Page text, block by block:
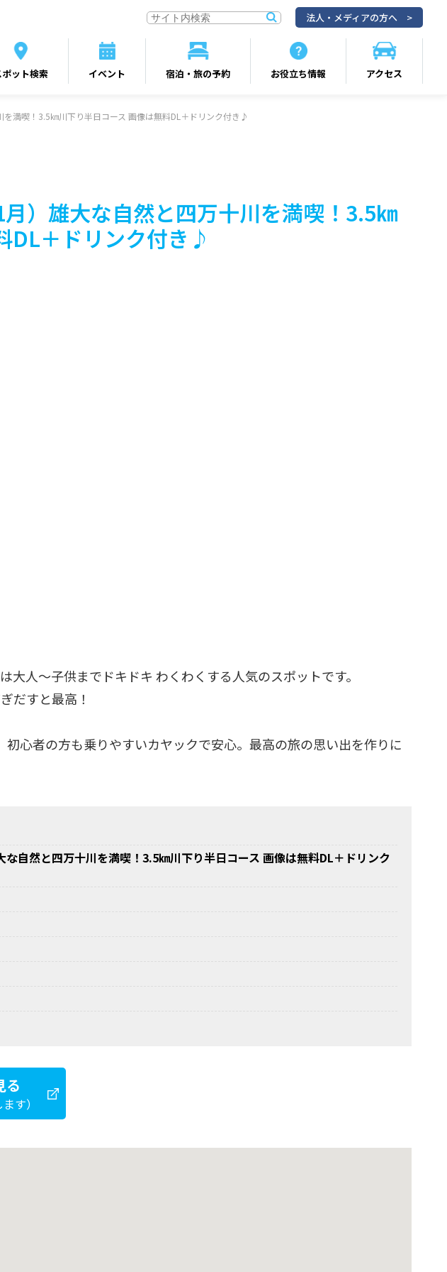
ポット検索 イベント 宿泊・旅の予約 お役立ち情報 アクセス
法人・メディアの方へ
満喫！3.5㎞川下り半日コース 画像は無料DL＋ドリンク付き♪
）雄大な自然と四万十川を満喫！3.5㎞
DL＋ドリンク付き♪
人～子供までドキドキ わくわくする人気のスポットです。
だすと最高！
心者の方も乗りやすいカヤックで安心。最高の旅の思い出を作りに
自然と四万十川を満喫！3.5㎞川下り半日コース 画像は無料DL＋ドリンク
る
す）